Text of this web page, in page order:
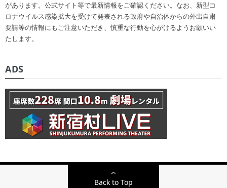
があります。公式サイト等で最新情報をご確認ください。なお、新型コ
ロナウイルス感染拡大を受けて発表される政府や自治体からの外出自粛
要請等の情報にもご注意いただき、慎重な行動を心がけるようお願いい
たします。
ADS
Back to Top